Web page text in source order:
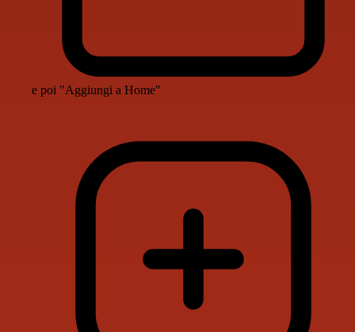
e poi "Aggiungi a Home"